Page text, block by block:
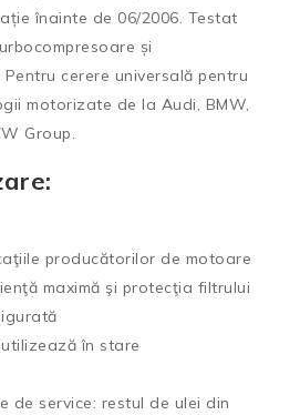
înainte de 06/2006. Testat
și
cerere universală pentru
motorizate de la Audi, BMW,
Group.
producătorilor de motoare
maximă şi protecţia filtrului
în stare
de service: restul de ulei din